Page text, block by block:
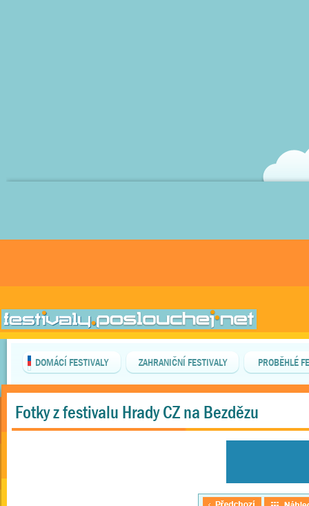
DOMÁCÍ FESTIVALY ZAHRANIČNÍ FESTIVALY PROBĚHLÉ
Fotky z festivalu Hrady CZ na Bezdězu